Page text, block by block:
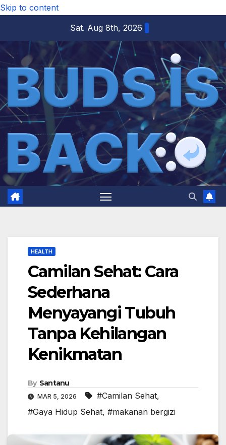
Skip to content
Sat. Aug 8th, 2026
HEALTH
Camilan Sehat: Cara
Sederhana
Menyayangi Tubuh
Tanpa Kehilangan
Kenikmatan
By Santanu
MAR 5, 2026 #Camilan Sehat,
#Gaya Hidup Sehat, #makanan bergizi